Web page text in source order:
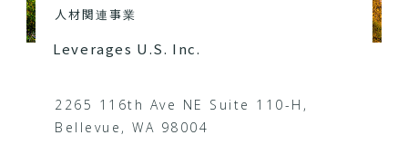
人材関連事業
Leverages U.S. Inc.
2265 116th Ave NE Suite 110-H,
Bellevue, WA 98004